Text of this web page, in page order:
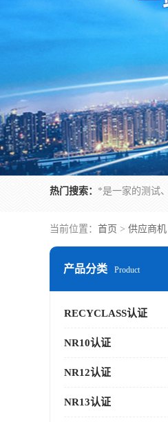
热门搜索：
当前位置： 首页 > 供应商机
产品分类 Product
RECYCLASS认证
NR10认证
NR12认证
NR13认证